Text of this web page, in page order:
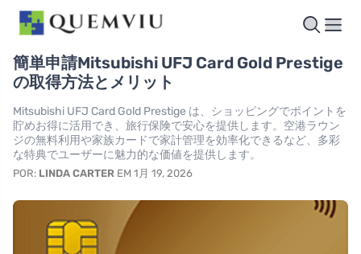
簡単申請Mitsubishi UFJ Card Gold Prestige
の取得方法とメリット
Mitsubishi UFJ Card Gold Prestige は、ショッピングでポイントを
貯めお得に活用でき、旅行保険で安心を提供します。空港ラウン
ジの無料利用や家族カードで家計管理を効率化できるなど、多彩
な特典でユーザーに魅力的な価値を提供します。
POR: LINDA CARTER EM 1月 19, 2026